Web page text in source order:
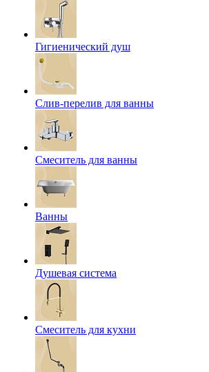
Гигиенический душ
Слив-перелив для ванны
Смеситель для ванны
Ванны
Душевая система
Смеситель для кухни